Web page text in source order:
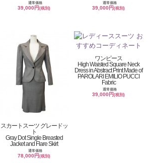
通常価格
39,000円(税別)
通常価格
39,000円(税別)
スカートスーツ グレードッ
ト
Gray Dot Single Breasted
Jacket and Flare Skirt
通常価格
78,000円(税別)
ワンピース
High Waisted Square Neck
Dress in Abstract Print Made of
PAROLARI EMILIO PUCCI
Fabric
通常価格
39,000円(税別)